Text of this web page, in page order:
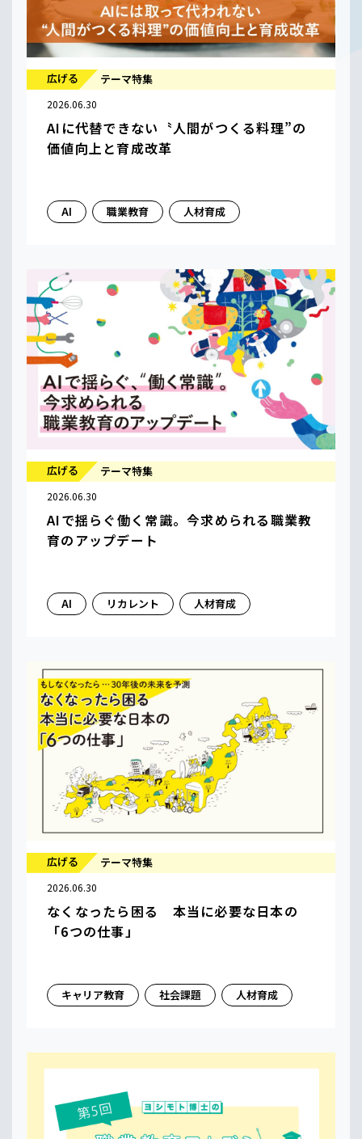
広げる テーマ特集
2026.06.30
AIに代替できない〝人間がつくる料理”の
価値向上と育成改革
AI 職業教育 人材育成
広げる テーマ特集
2026.06.30
AIで揺らぐ働く常識。今求められる職業教
育のアップデート
AI リカレント 人材育成
広げる テーマ特集
2026.06.30
なくなったら困る 本当に必要な日本の
「6つの仕事」
キャリア教育 社会課題 人材育成